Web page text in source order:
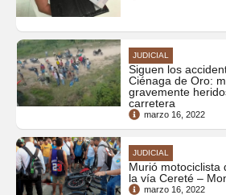
JUDICIAL
Siguen los
Ciénaga de Oro:
gravemente
carretera
marzo 16, 2022
JUDICIAL
Murió motociclista
la vía Cereté –
marzo 16, 2022